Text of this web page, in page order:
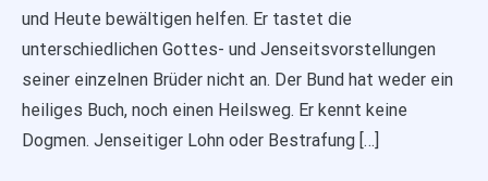
und Heute bewältigen helfen. Er tastet die
unterschiedlichen Gottes- und Jenseitsvorstellungen
seiner einzelnen Brüder nicht an. Der Bund hat weder ein
heiliges Buch, noch einen Heilsweg. Er kennt keine
Dogmen. Jenseitiger Lohn oder Bestrafung […]